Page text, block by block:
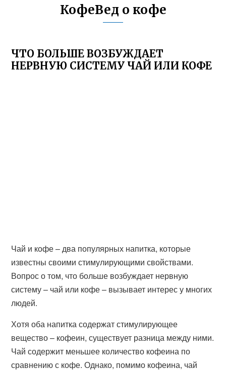
КофеВед о кофе
ЧТО БОЛЬШЕ ВОЗБУЖДАЕТ
НЕРВНУЮ СИСТЕМУ ЧАЙ ИЛИ КОФЕ
Чай и кофе – два популярных напитка, которые
известны своими стимулирующими свойствами.
Вопрос о том, что больше возбуждает нервную
систему – чай или кофе – вызывает интерес у многих
людей.
Хотя оба напитка содержат стимулирующее
вещество – кофеин, существует разница между ними.
Чай содержит меньшее количество кофеина по
сравнению с кофе. Однако, помимо кофеина, чай